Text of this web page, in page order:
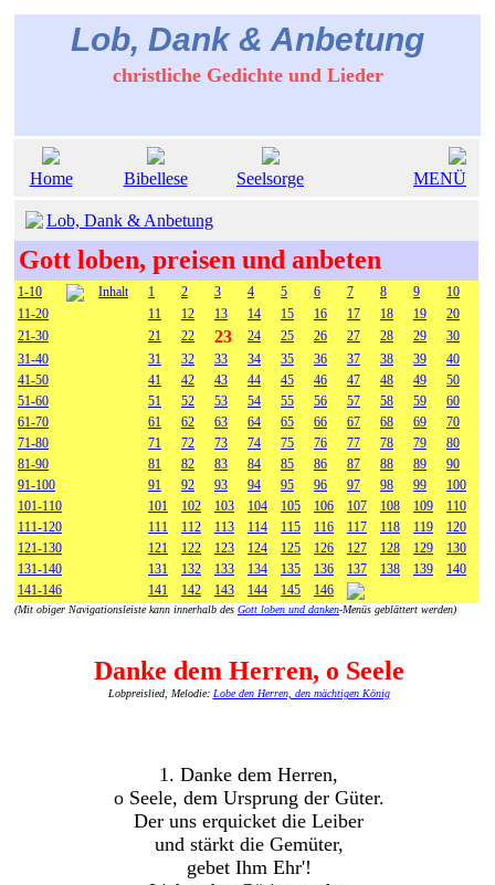
Lob, Dank & Anbetung
christliche Gedichte und Lieder
Home Bibellese Seelsorge MENÜ
Lob, Dank & Anbetung
Gott loben, preisen und anbeten
1-10 Inhalt 1 2 3 4 5 6 7 8 9
10
11-20
11 12 13 14 15 16 17 18 19
20
21-30
21 22 23 24 25 26 27 28 29
30
31-40
31 32 33 34 35 36 37 38 39
40
41-50
41 42 43 44 45 46 47 48 49
50
51-60
51 52 53 54 55 56 57 58 59
60
61-70
61 62 63 64 65 66 67 68 69
70
71-80
71 72 73 74 75 76 77 78 79
80
81-90
81 82 83 84 85 86 87 88 89
90
91-100
91 92 93 94 95 96 97 98 99
100
101-110
101 102 103 104 105 106 107 108 109
110
111-120
111 112 113 114 115 116 117 118 119
120
121-130
121 122 123 124 125 126 127 128 129
130
131-140
131 132 133 134 135 136 137 138 139
140
141-146
141 142 143 144 145 146
(Mit obiger Navigationsleiste kann innerhalb des Gott loben und danken-Menüs geblättert werden)
Danke dem Herren, o Seele
Lobpreislied, Melodie: Lobe den Herren, den mächtigen König
1. Danke dem Herren,
o Seele, dem Ursprung der Güter.
Der uns erquicket die Leiber
und stärkt die Gemüter,
gebet Ihm Ehr'!